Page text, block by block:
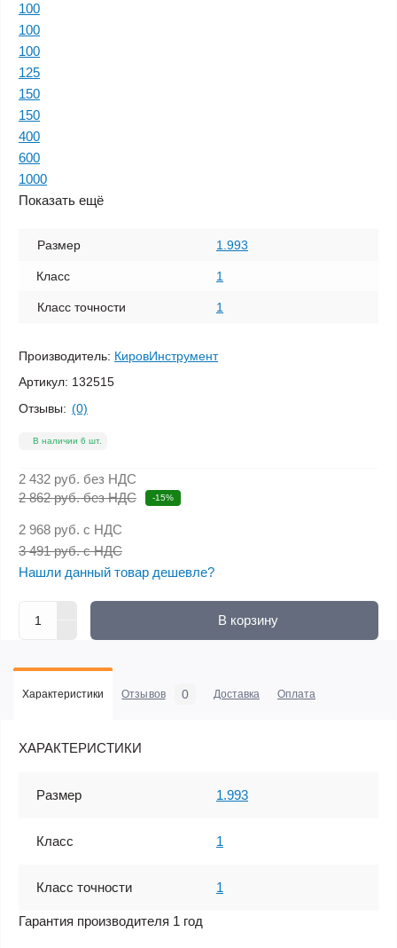
100
100
100
125
150
150
400
600
1000
Показать ещё
Размер 1.993
Класс 1
Класс точности 1
Производитель: КировИнструмент
Артикул: 132515
Отзывы: (0)
В наличии 6 шт.
2 432 руб. без НДС
2 862 руб. без НДС
-15%
2 968 руб. с НДС
3 491 руб. с НДС
Нашли данный товар дешевле?
В корзину
Характеристики Отзывов 0 Доставка Оплата
ХАРАКТЕРИСТИКИ
Размер 1.993
Класс 1
Класс точности 1
Гарантия производителя 1 год